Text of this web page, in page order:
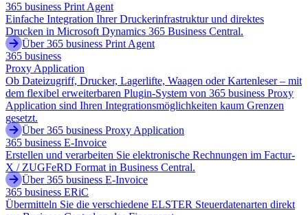
365 business Print Agent
Einfache Integration Ihrer Druckerinfrastruktur und direktes
Drucken in Microsoft Dynamics 365 Business Central.
Über 365 business Print Agent
365 business
Proxy Application
Ob Dateizugriff, Drucker, Lagerlifte, Waagen oder Kartenleser – mit
dem flexibel erweiterbaren Plugin-System von 365 business Proxy
Application sind Ihren Integrationsmöglichkeiten kaum Grenzen
gesetzt.
Über 365 business Proxy Application
365 business E-Invoice
Erstellen und verarbeiten Sie elektronische Rechnungen im Factur-
X / ZUGFeRD Format in Business Central.
Über 365 business E-Invoice
365 business ERiC
Übermitteln Sie die verschiedene ELSTER Steuerdatenarten direkt